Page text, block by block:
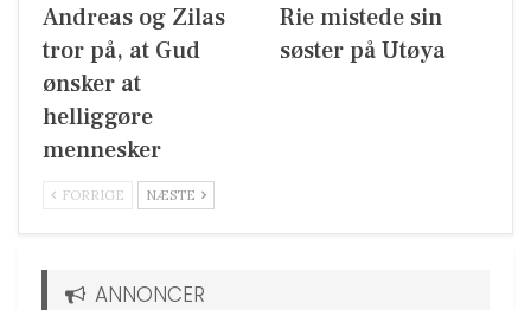
Andreas og Zilas
tror på, at Gud
ønsker at
helliggøre
mennesker
Rie mistede sin
søster på Utøya
FORRIGE NÆSTE
ANNONCER